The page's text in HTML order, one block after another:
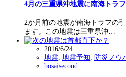
4月の三重県沖地震に南海トラ
2か月前の地震が南海トラフの
ます。この地震は三重県沖…
2016/6/24
地震, 地震予知, 防災ノウ
bosaisecond